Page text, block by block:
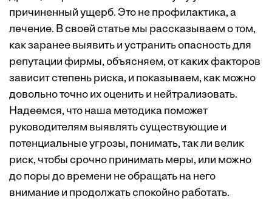
причиненный ущерб. Это не профилактика, а
лечение. В своей статье мы рассказываем о том,
как заранее выявить и устранить опасность для
репутации фирмы, объясняем, от каких факторов
зависит степень риска, и показываем, как можно
довольно точно их оценить и нейтрализовать.
Надеемся, что наша методика поможет
руководителям выявлять существующие и
потенциальные угрозы, понимать, так ли велик
риск, чтобы срочно принимать меры, или можно
до поры до времени не обращать на него
внимание и продолжать спокойно работать.